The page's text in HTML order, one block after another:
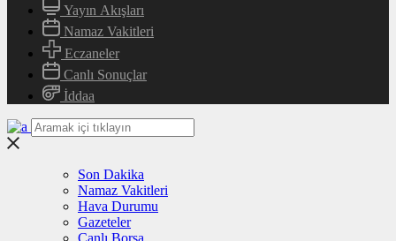
Yayın Akışları
Namaz Vakitleri
Eczaneler
Canlı Sonuçlar
İddaa
Son Dakika
Namaz Vakitleri
Hava Durumu
Gazeteler
Canlı Borsa